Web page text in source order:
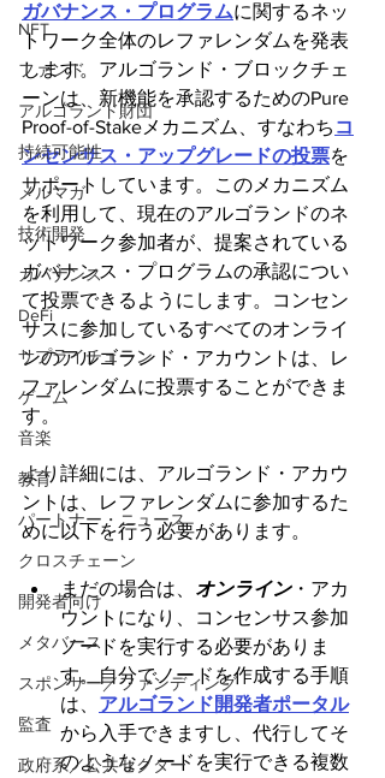
NFT
ファンド
アルゴランド財団
持続可能性
メルマガ
技術開発
ガバナンス
DeFi
サプライチェーン
ゲーム
音楽
教育
パートナー・ニュース
クロスチェーン
開発者向け
メタバース
スポンサー／ファンディング
監査
政府系／公共セクター
ガバナンス・プログラムに関するネッ
トワーク全体のレファレンダムを発表
します。アルゴランド・ブロックチェ
ーンは、新機能を承認するためのPure
Proof-of-Stakeメカニズム、すなわち コ
ンセンサス・アップグレードの投票を
サポートしています。このメカニズム
を利用して、現在のアルゴランドのネ
ットワーク参加者が、提案されている
ガバナンス・プログラムの承認につい
て投票できるようにします。コンセン
サスに参加しているすべてのオンライ
ンのアルゴランド・アカウントは、レ
ファレンダムに投票することができま
す。
より詳細には、アルゴランド・アカウ
ントは、レファレンダムに参加するた
めに以下を行う必要があります。
まだの場合は、 オンライン・アカ
ウントになり、コンセンサス参加
ノードを実行する必要がありま
す。自分でノードを作成する手順
は、 アルゴランド開発者ポータル
から入手できますし、代行してそ
のようなノードを実行できる複数